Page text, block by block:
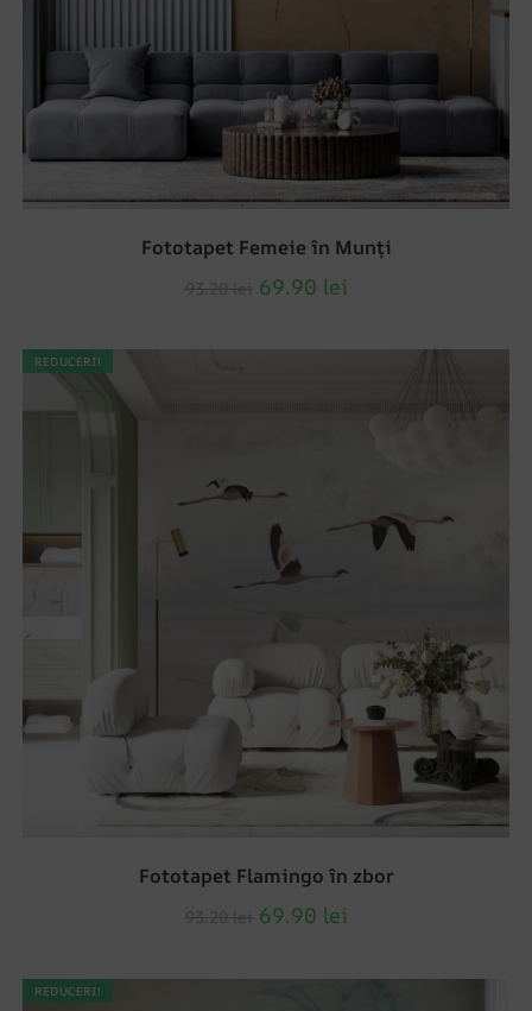
Fototapet Femeie în Munți
69.90 lei
REDUCERI!
Fototapet Flamingo în zbor
69.90 lei
REDUCERI!